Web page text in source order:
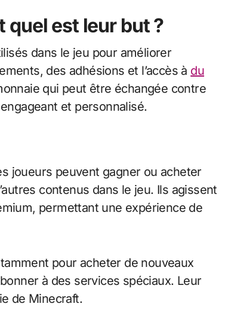
quel est leur but ?
dans le jeu pour améliorer
des adhésions et l’accès à du
qui peut être échangée contre
et personnalisé.
joueurs peuvent gagner ou acheter
contenus dans le jeu. Ils agissent
permettant une expérience de
pour acheter de nouveaux
à des services spéciaux. Leur
de Minecraft.